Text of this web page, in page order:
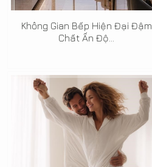
Không Gian Bếp Hiện Đại Đậm
Chất Ấn Độ...